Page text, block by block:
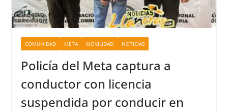
COMUNIDAD META MOVILIDAD NOTICIAS
Policía del Meta captura a
conductor con licencia
suspendida por conducir en